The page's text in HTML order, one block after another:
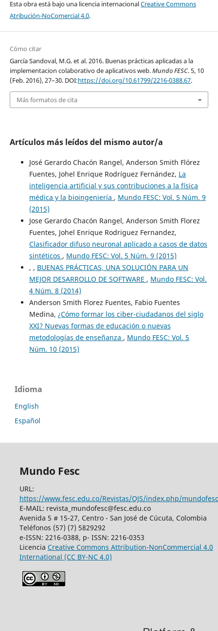
Esta obra está bajo una licencia internacionalCreative Commons
Atribución-NoComercial 4.0.
Cómo citar
García Sandoval, M.G. et al. 2016. Buenas prácticas aplicadas a la
implementacion colaborativo de aplicativos web.Mundo FESC. 5, 10
(Feb. 2016), 27–30. DOI:https://doi.org/10.61799/2216-0388.67.
Más formatos de cita
Artículos más leídos del mismo autor/a
José Gerardo Chacón Rangel, Anderson Smith Flórez
Fuentes, Johel Enrique Rodríguez Fernández, La
inteligencia artificial y sus contribuciones a la física
médica y la bioingeniería , Mundo FESC: Vol. 5 Núm. 9
(2015)
Jose Gerardo Chacón Rangel, Anderson Smith Florez
Fuentes, Johel Enrique Rodriguez Fernandez,
Clasificador difuso neuronal aplicado a casos de datos
sintéticos , Mundo FESC: Vol. 5 Núm. 9 (2015)
, , BUENAS PRÁCTICAS, UNA SOLUCIÓN PARA UN
MEJOR DESARROLLO DE SOFTWARE , Mundo FESC: Vol.
4 Núm. 8 (2014)
Anderson Smith Florez Fuentes, Fabio Fuentes
Medina, ¿Cómo formar los ciber-ciudadanos del siglo
XXI? Nuevas formas de educación o nuevas
metodologías de enseñanza , Mundo FESC: Vol. 5
Núm. 10 (2015)
Idioma
English
Español
Mundo Fesc
URL:
https://www.fesc.edu.co/Revistas/OJS/index.php/mundofesc
E-MAIL: revista_mundofesc@fesc.edu.co
Avenida 5 # 15-27, Centro - San José de Cúcuta, Colombia
Teléfonos (57) (7) 5829292
e-ISSN: 2216-0388, p- ISSN: 2216-0353
Licencia Creative Commons Attribution-NonCommercial 4.0
International (CC BY-NC 4.0)